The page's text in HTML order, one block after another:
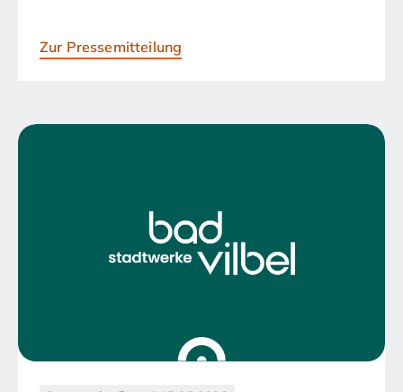
Zur Pressemitteilung